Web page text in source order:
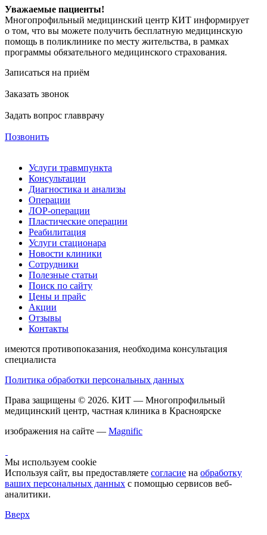
Уважаемые пациенты!
Многопрофильный медицинский центр КИТ информирует
о том, что вы можете получить бесплатную медицинскую
помощь в поликлинике по месту жительства, в рамках
программы обязательного медицинского страхования.
Записаться на приём
Заказать звонок
Задать вопрос главврачу
Позвонить
Услуги травмпункта
Консультации
Диагностика и анализы
Операции
ЛОР-операции
Пластические операции
Реабилитация
Услуги стационара
Новости клиники
Сотрудники
Полезные статьи
Поиск по сайту
Цены и прайс
Акции
Отзывы
Контакты
имеются противопоказания, необходима консультация
специалиста
Политика обработки персональных данных
Права защищены © 2026. КИТ — Многопрофильный
медицинский центр, частная клиника в Красноярске
изображения на сайте — Magnific
Мы используем cookie
Используя сайт, вы предоставляете согласие на обработку
ваших персональных данных с помощью сервисов веб-
аналитики.
Вверх